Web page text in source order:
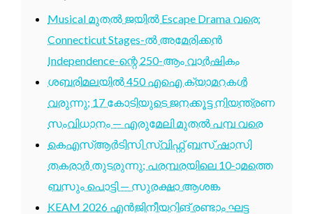
Musical മുതൽ ജയിൽ Escape Drama വരെ:
Connecticut Stages-ൽ അമേരിക്കൻ
Independence-ന്റെ 250-ആം വാർഷികം
ശബരിമലയിൽ 450 എഐ ക്യാമറകൾ
വരുന്നു; 17 കോടിയുടെ ജനക്കൂട്ട നിയന്ത്രണ
സംവിധാനം — എരുമേലി മുതൽ പമ്പ വരെ
കെഎസ്ആർടിസി സ്വിഫ്റ്റ് ബസ് ഷാസി
തകരാർ തുടരുന്നു; പരമ്പരയിലെ 10-ാമത്തെ
ബസും പൊട്ടി — സുരക്ഷാ ആശങ്ക
KEAM 2026 എൻജിനീയറിങ് രണ്ടാം ഘട്ട